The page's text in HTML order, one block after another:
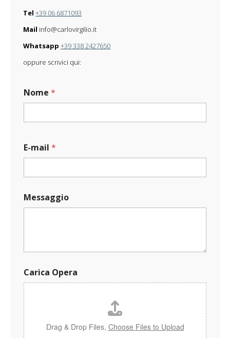
Tel +39 06 6871093
Mail info@carlovirgilio.it
Whatsapp +39 338 2427650
oppure scrivici qui:
Nome *
E-mail *
Messaggio
p
e
r
a
E
-
m
Carica Opera
Drag & Drop Files, Choose Files to Upload